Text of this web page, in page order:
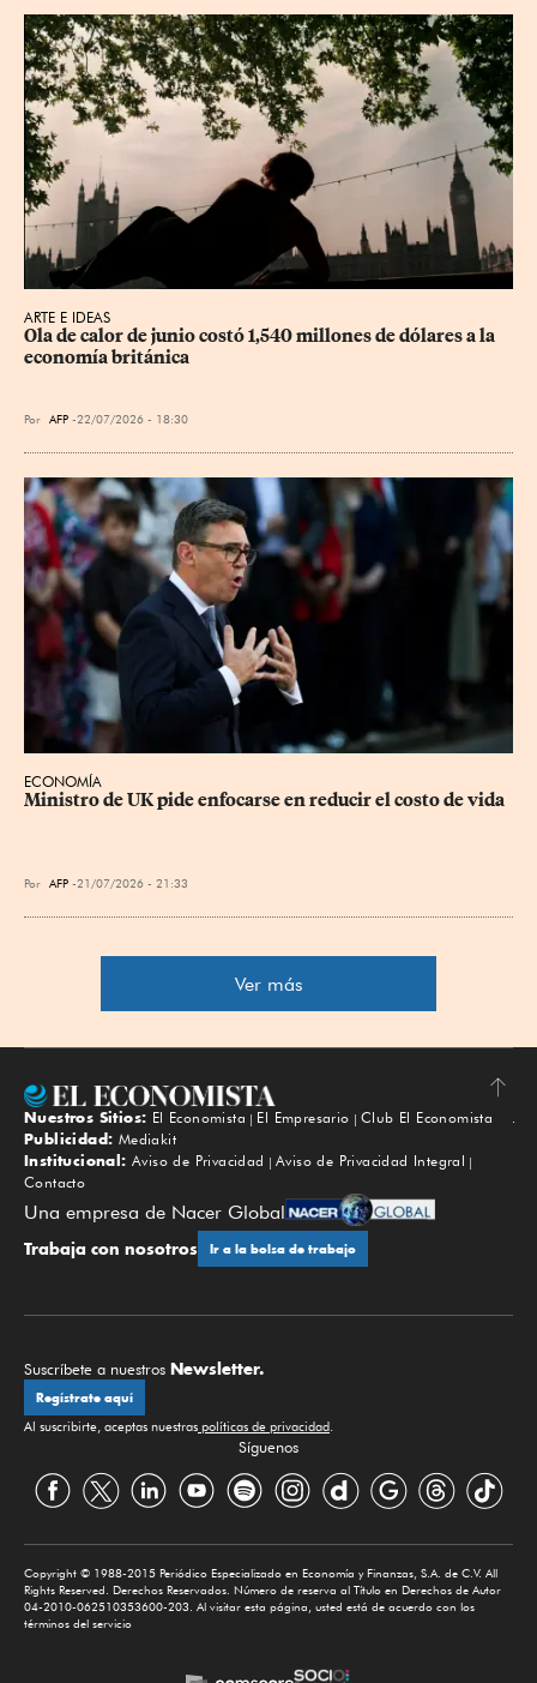
ARTE E IDEAS
Ola de calor de junio costó 1,540 millones de dólares a la
economía británica
Por AFP 22/07/2026 - 18:30
ECONOMÍA
Ministro de UK pide enfocarse en reducir el costo de vida
Por AFP 21/07/2026 - 21:33
Ver más
Subir
Nuestros Sitios: El Economista El Empresario
Club El Economista
Publicidad: Mediakit
Institucional: Aviso de Privacidad
Aviso de Privacidad Integral
Contacto
Una empresa de Nacer Global
Trabaja con nosotros Ir a la bolsa de trabajo
Suscríbete a nuestros Newsletter.
Regístrate aquí
Al suscribirte, aceptas nuestras políticas de privacidad.
Síguenos
Copyright © 1988-2015 Periódico Especializado en Economía y Finanzas, S.A. de C.V. All
Rights Reserved. Derechos Reservados. Número de reserva al Título en Derechos de Autor
04-2010-062510353600-203. Al visitar esta página, usted está de acuerdo con los
términos del servicio